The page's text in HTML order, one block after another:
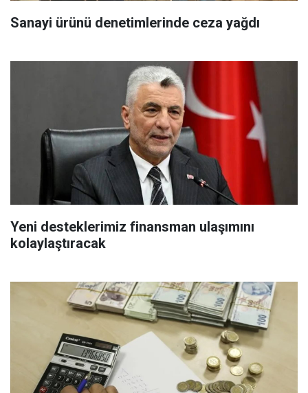
Sanayi ürünü denetimlerinde ceza yağdı
Yeni desteklerimiz finansman ulaşımını
kolaylaştıracak